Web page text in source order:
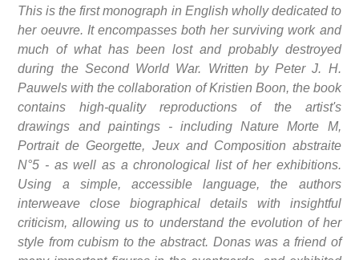
This is the first monograph in English wholly dedicated to
her oeuvre. It encompasses both her surviving work and
much of what has been lost and probably destroyed
during the Second World War. Written by Peter J. H.
Pauwels with the collaboration of Kristien Boon, the book
contains high-quality reproductions of the artist's
drawings and paintings - including Nature Morte M,
Portrait de Georgette, Jeux and Composition abstraite
N°5 - as well as a chronological list of her exhibitions.
Using a simple, accessible language, the authors
interweave close biographical details with insightful
criticism, allowing us to understand the evolution of her
style from cubism to the abstract. Donas was a friend of